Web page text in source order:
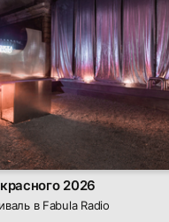
2026
в Fabula Radio